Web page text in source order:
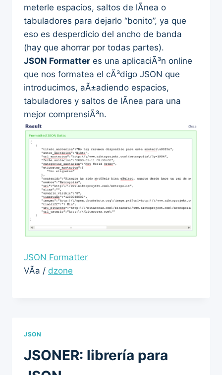
meterle espacios, saltos de lÃ­nea o
tabuladores para dejarlo “bonito”, ya que
eso es desperdicio del ancho de banda
(hay que ahorrar por todas partes).
JSON Formatter es una aplicaciÃ³n online
que nos formatea el cÃ³digo JSON que
introducimos, aÃ±adiendo espacios,
tabuladores y saltos de lÃ­nea para una
mejor comprensiÃ³n.
JSON Formatter
VÃ­a / dzone
JSON
JSONER: librería para